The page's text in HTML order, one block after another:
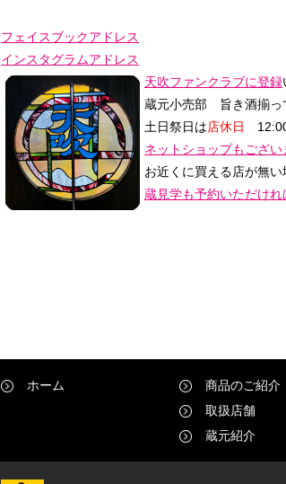
フェイスブックアドレス
インスタグラムアドレス
天吹ファンクラブに登録
蔵元小売部 旨き酒揃っ
土日祭日は店休日
ネットショップもござ
お近くに買える店が無い
蔵見学も予約いただけれ
ホーム
商品のご紹介
取扱店舗
蔵元紹介